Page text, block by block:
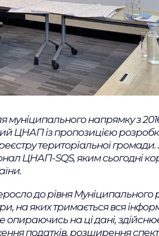
муніципального напрямку з
ЦНАП із пропозицією
територіальної громади.
ЦНАП-SQS, яким сьогодні
до рівня Муніципального
на яких тримається вся
на ці дані,
податків, розширення